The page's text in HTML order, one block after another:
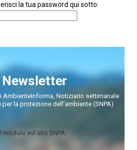
la tua password qui sotto:
Newsletter
AmbienteInforma, Notiziario settimanale
la protezione dell'ambiente (SNPA)
modulo sul sito SNPA